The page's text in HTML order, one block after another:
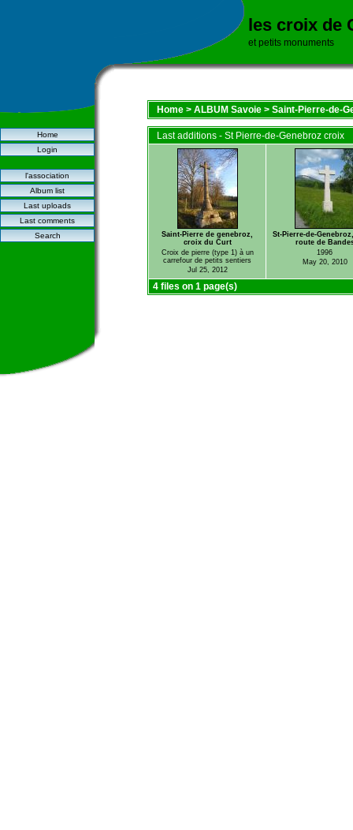
les croix de
et petits monuments
Home
Login
l'association
Album list
Last uploads
Last comments
Search
Home > ALBUM Savoie > Saint-Pierre-de-
Last additions - St Pierre-de-Genebroz croix
Saint-Pierre de genebroz,
croix du Curt
Croix de pierre (type 1) à un
carrefour de petits sentiers
Jul 25, 2012
St-Pierre-de-
route de
1996
May 20, 2010
4 files on 1 page(s)